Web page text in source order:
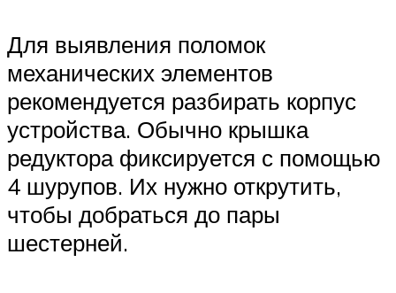
Для выявления поломок
механических элементов
рекомендуется разбирать корпус
устройства. Обычно крышка
редуктора фиксируется с помощью
4 шурупов. Их нужно открутить,
чтобы добраться до пары
шестерней.